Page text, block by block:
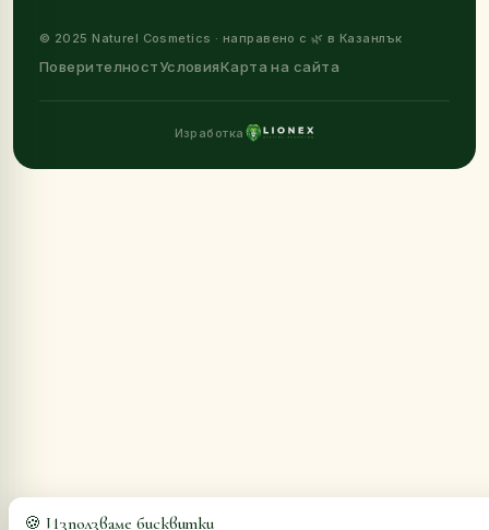
© 2025 Naturel Cosmetics · направено с 🌿 в Казанлък
ПоверителностУсловияКарта на сайта
Изработка
🍪 Използваме бисквитки